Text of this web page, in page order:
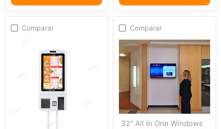
Comparar Comparar
All
32" All In One Windows